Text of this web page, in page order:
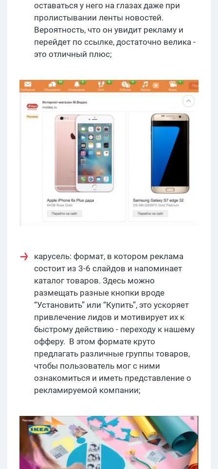
оставаться у него на глазах даже при
пролистывании ленты новостей.
Вероятность, что он увидит рекламу и
перейдет по ссылке, достаточно велика -
это отличный плюс;
карусель: формат, в котором реклама
состоит из 3-6 слайдов и напоминает
каталог товаров. Здесь можно
размещать разные кнопки вроде
“Установить” или “Купить”, это ускоряет
привлечение лидов и мотивирует их к
быстрому действию - переходу к нашему
офферу. В этом формате круто
предлагать различные группы товаров,
чтобы пользователь мог с ними
ознакомиться и иметь представление о
рекламируемой компании;